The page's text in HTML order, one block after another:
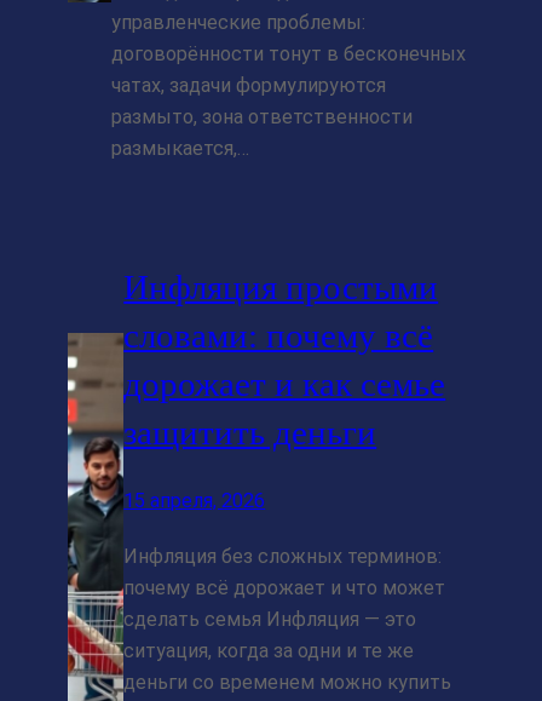
управленческие проблемы:
договорённости тонут в бесконечных
чатах, задачи формулируются
размыто, зона ответственности
размыкается,…
Инфляция простыми
словами: почему всё
дорожает и как семье
защитить деньги
15 апреля, 2026
Инфляция без сложных терминов:
почему всё дорожает и что может
сделать семья Инфляция — это
ситуация, когда за одни и те же
деньги со временем можно купить